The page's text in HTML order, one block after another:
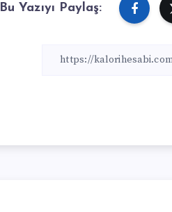
Bu Yazıyı Paylaş: